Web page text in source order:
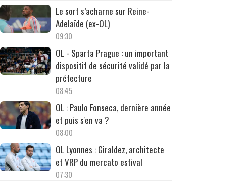
Le sort s’acharne sur Reine-
Adelaïde (ex-OL)
09:30
OL - Sparta Prague : un important
dispositif de sécurité validé par la
préfecture
08:45
OL : Paulo Fonseca, dernière année
et puis s'en va ?
08:00
OL Lyonnes : Giraldez, architecte
et VRP du mercato estival
07:30